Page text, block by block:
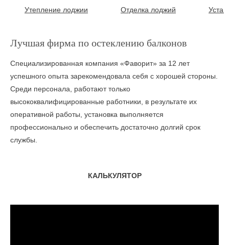
Утепление лоджии Отделка лоджий
Лучшая фирма по остеклению балконов
Специализированная компания «Фаворит» за 12 лет
успешного опыта зарекомендовала себя с хорошей стороны.
Среди персонала, работают только
высококвалифицированные работники, в результате их
оперативной работы, установка выполняется
профессионально и обеспечить достаточно долгий срок
службы.
КАЛЬКУЛЯТОР